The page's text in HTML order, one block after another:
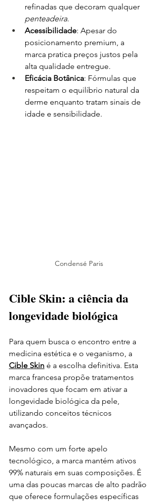
refinadas que decoram qualquer
penteadeira.
Acessibilidade: Apesar do
posicionamento premium, a
marca pratica preços justos pela
alta qualidade entregue.
Eficácia Botânica: Fórmulas que
respeitam o equilíbrio natural da
derme enquanto tratam sinais de
idade e sensibilidade.
Condensé Paris
Cible Skin: a ciência da
longevidade biológica
Para quem busca o encontro entre a
medicina estética e o veganismo, a
Cible Skin é a escolha definitiva. Esta
marca francesa propõe tratamentos
inovadores que focam em ativar a
longevidade biológica da pele,
utilizando conceitos técnicos
avançados.
Mesmo com um forte apelo
tecnológico, a marca mantém ativos
99% naturais em suas composições. É
uma das poucas marcas de alto padrão
que oferece formulações específicas